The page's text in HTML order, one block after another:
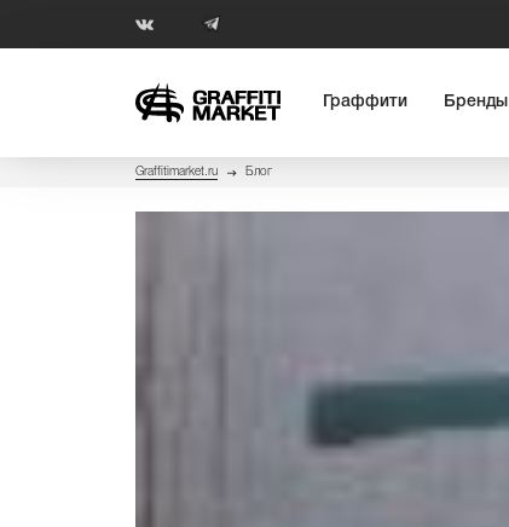
Граффити Бренды
Graffitimarket.ru Блог